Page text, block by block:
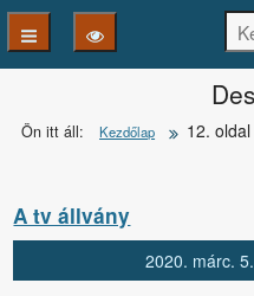
Ön itt áll: Kezdőlap 12. oldal
A tv állvány
2020. márc. 5.